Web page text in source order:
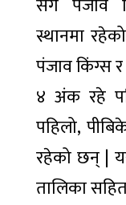
सार्वजनिक
शुक्रबार
६१ हजार
ग्यास
सिलिन्डर
वितरण
१४ घण्टा अगाडी
चार
महिनाको
प्रगति
विवरण
सुशासन र
विकास
१४ घण्टा अगाडी
चलचित्र
संगै पंजाव
स्थानमा
पंजाव किंग्स
४ अंक रहे
पहिलो,
रहेको छन् |
तालिका